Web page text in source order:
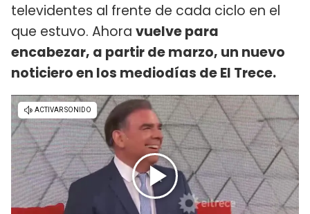
televidentes al frente de cada ciclo en el
que estuvo. Ahora vuelve para
encabezar, a partir de marzo, un nuevo
noticiero en los mediodías de El Trece.